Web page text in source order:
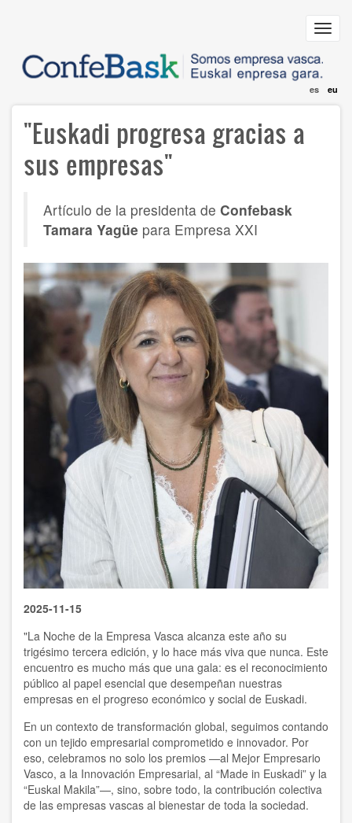
content
es eu
"Euskadi progresa gracias a
sus empresas"
Artículo de la presidenta de Confebask
Tamara Yagüe para Empresa XXI
2025-11-15
"La Noche de la Empresa Vasca alcanza este año su
trigésimo tercera edición, y lo hace más viva que nunca. Este
encuentro es mucho más que una gala: es el reconocimiento
público al papel esencial que desempeñan nuestras
empresas en el progreso económico y social de Euskadi.
En un contexto de transformación global, seguimos contando
con un tejido empresarial comprometido e innovador. Por
eso, celebramos no solo los premios —al Mejor Empresario
Vasco, a la Innovación Empresarial, al “Made in Euskadi” y la
“Euskal Makila”—, sino, sobre todo, la contribución colectiva
de las empresas vascas al bienestar de toda la sociedad.